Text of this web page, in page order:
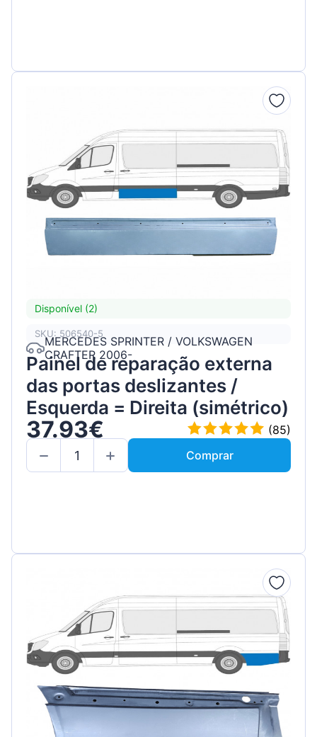
Disponível (2)
SKU: 506540-5
MERCEDES SPRINTER / VOLKSWAGEN
CRAFTER 2006-
Painel de reparação externa
das portas deslizantes /
Esquerda = Direita (simétrico)
37.93€
(85)
Comprar